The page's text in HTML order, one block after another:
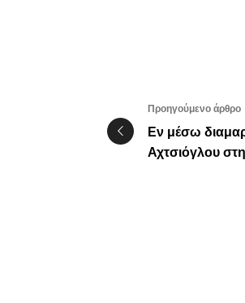
Προηγούμενο άρθρο
Εν μέσω
Αχτσιόγλου